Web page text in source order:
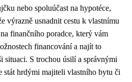
nebo spoluúčast na hypotéce,
výrazně usnadnit cestu k vlastnímu
finančního poradce, který vám
financování a najít to
situaci. S trochou úsilí a správnými
stát hrdými majiteli vlastního bytu či